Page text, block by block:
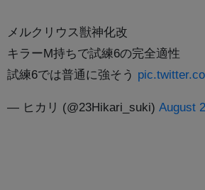
メルクリウス獣神化改
キラーM持ちで試練6の完全適性
試練6では普通に強そう
— ヒカリ (@23Hikari_suki) August